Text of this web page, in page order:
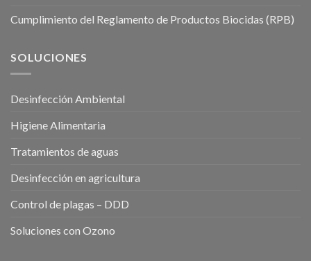
Cumplimiento del Reglamento de Productos Biocidas (RPB)
SOLUCIONES
Desinfección Ambiental
Higiene Alimentaria
Tratamientos de aguas
Desinfección en agricultura
Control de plagas – DDD
Soluciones con Ozono